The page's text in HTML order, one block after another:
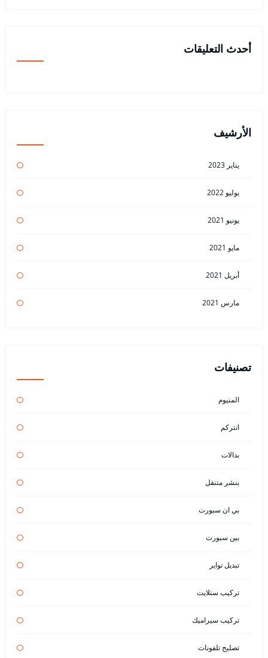
أحدث التعليقات
الأرشيف
يناير 2023
يوليو 2022
يونيو 2021
مايو 2021
أبريل 2021
مارس 2021
تصنيفات
المنيوم
انتركم
بدالات
بنشر متنقل
بي ان سبورت
بين سبورت
تبديل تواير
تركيب ستلايت
تركيب سيراميك
تصليح تلفونات